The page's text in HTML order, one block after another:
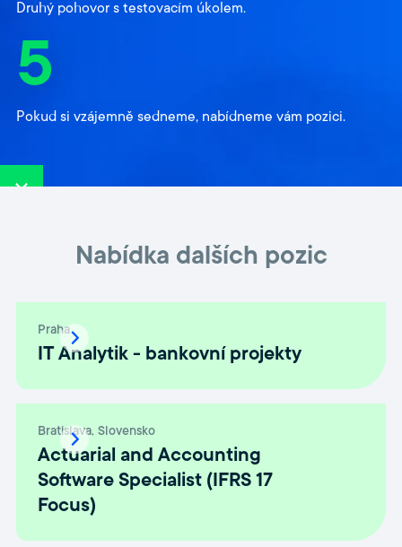
Druhý pohovor s testovacím úkolem.
5
Pokud si vzájemně sedneme, nabídneme vám pozici.
Nabídka dalších pozic
Praha
IT Analytik - bankovní projekty
Bratislava Slovensko
Actuarial and Accounting
Software Specialist (IFRS 17
Focus)